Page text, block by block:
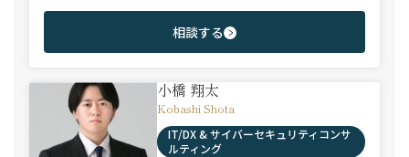
相談する
小橋 翔太
Kobashi Shota
IT/DX & サイバーセキュリティコンサ
ルティング